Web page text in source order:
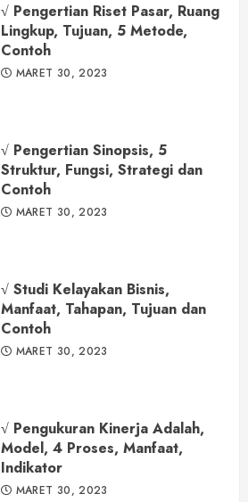
√ Pengertian Riset Pasar, Ruang
Lingkup, Tujuan, 5 Metode,
Contoh
MARET 30, 2023
√ Pengertian Sinopsis, 5
Struktur, Fungsi, Strategi dan
Contoh
MARET 30, 2023
√ Studi Kelayakan Bisnis,
Manfaat, Tahapan, Tujuan dan
Contoh
MARET 30, 2023
√ Pengukuran Kinerja Adalah,
Model, 4 Proses, Manfaat,
Indikator
MARET 30, 2023